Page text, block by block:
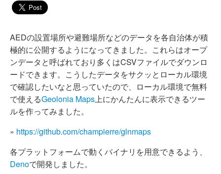
AEDの設置場所や避難場所などのデータを各自治体が積
極的に公開するようになってきました。これらはオープ
ンデータと呼ばれており多くはCSVファイルでダウンロ
ードできます。こうしたデータをサクッとローカル環境
で確認したいなと思っていたので、ローカル環境で無料
で使えるGeolonia Maps上にかんたんに表示できるツー
ルを作ってみました。
» https://github.com/champierre/glnmaps
各プラットフォームで動くバイナリを用意できるよう、
Denoで開発しました。